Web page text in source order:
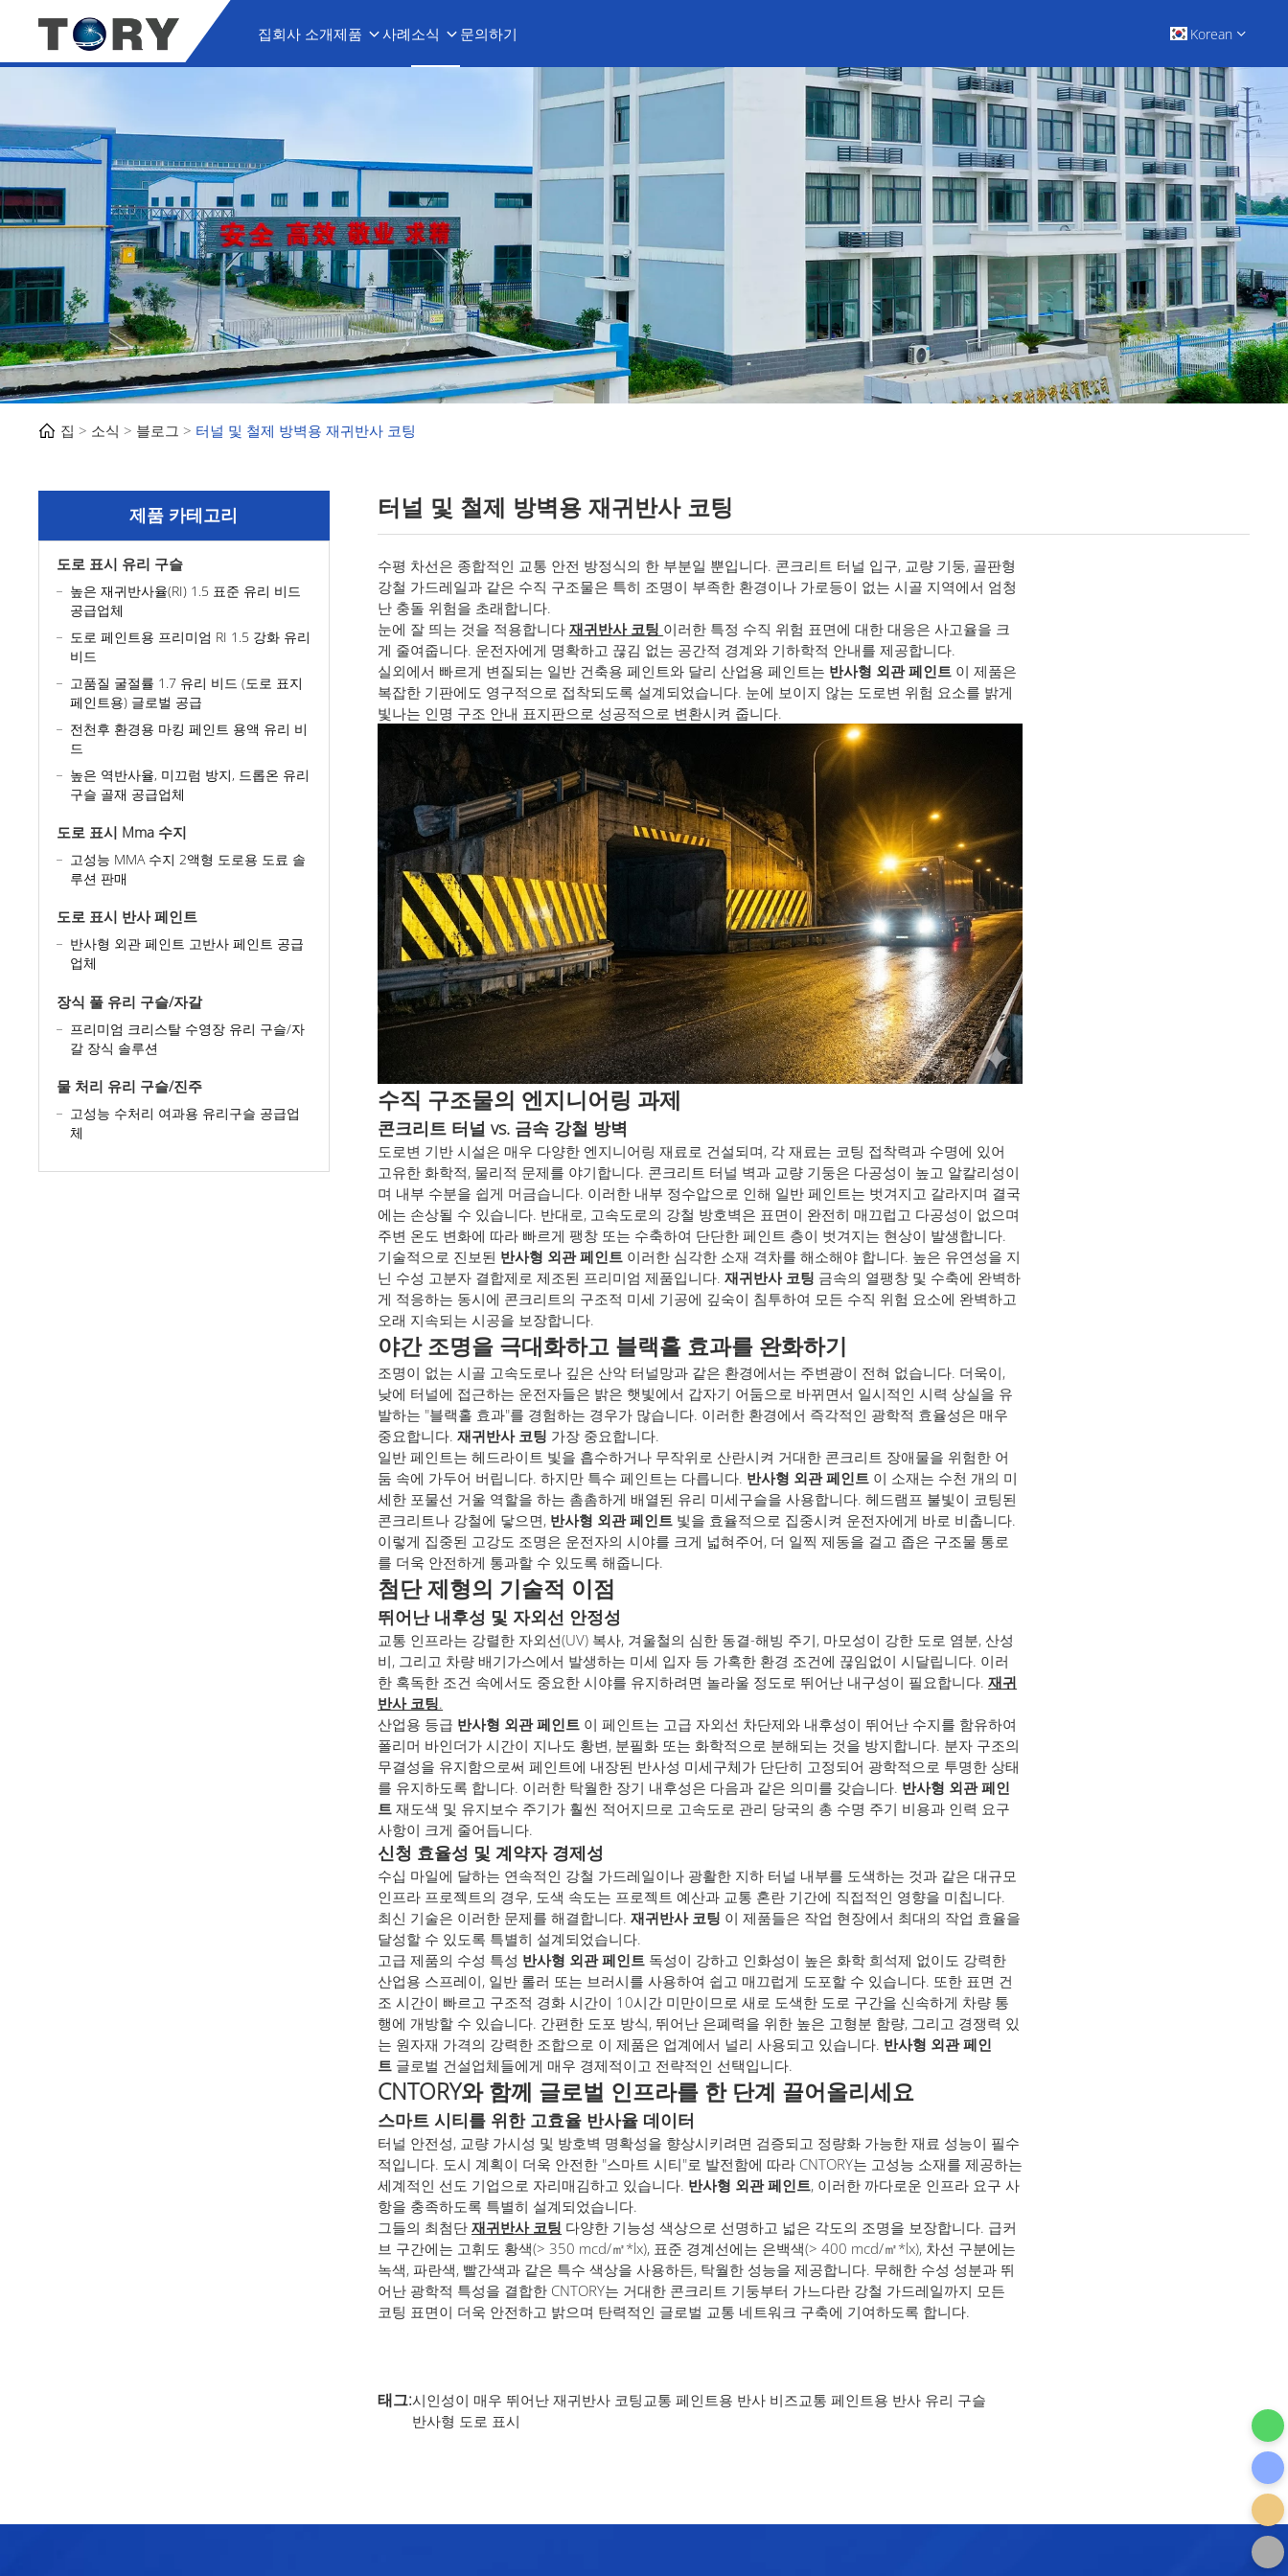
집회사 소개제품 사례소식 문의하기 Korean
집 소식 블로그 터널 및 철제 방벽용 재귀반사 코팅
제품 카테고리
도로 표시 유리 구슬
높은 재귀반사율(RI) 1.5 표준 유리 비드
공급업체
도로 페인트용 프리미엄 RI 1.5 강화 유리
비드
고품질 굴절률 1.7 유리 비드 (도로 표지
페인트용) 글로벌 공급
전천후 환경용 마킹 페인트 용액 유리 비
드
높은 역반사율, 미끄럼 방지, 드롭온 유리
구슬 골재 공급업체
도로 표시 Mma 수지
고성능 MMA 수지 2액형 도로용 도료 솔
루션 판매
도로 표시 반사 페인트
반사형 외관 페인트 고반사 페인트 공급
업체
장식 풀 유리 구슬/자갈
프리미엄 크리스탈 수영장 유리 구슬/자
갈 장식 솔루션
물 처리 유리 구슬/진주
고성능 수처리 여과용 유리구슬 공급업
체
터널 및 철제 방벽용 재귀반사 코팅
수평 차선은 종합적인 교통 안전 방정식의 한 부분일 뿐입니다. 콘크리트 터널 입구, 교량 기둥, 골판형
강철 가드레일과 같은 수직 구조물은 특히 조명이 부족한 환경이나 가로등이 없는 시골 지역에서 엄청
난 충돌 위험을 초래합니다.
눈에 잘 띄는 것을 적용합니다재귀반사 코팅 이러한 특정 수직 위험 표면에 대한 대응은 사고율을 크
게 줄여줍니다. 운전자에게 명확하고 끊김 없는 공간적 경계와 기하학적 안내를 제공합니다.
실외에서 빠르게 변질되는 일반 건축용 페인트와 달리 산업용 페인트는 반사형 외관 페인트 이 제품은
복잡한 기판에도 영구적으로 접착되도록 설계되었습니다. 눈에 보이지 않는 도로변 위험 요소를 밝게
빛나는 인명 구조 안내 표지판으로 성공적으로 변환시켜 줍니다.
수직 구조물의 엔지니어링 과제
콘크리트 터널 vs. 금속 강철 방벽
도로변 기반 시설은 매우 다양한 엔지니어링 재료로 건설되며, 각 재료는 코팅 접착력과 수명에 있어
고유한 화학적, 물리적 문제를 야기합니다. 콘크리트 터널 벽과 교량 기둥은 다공성이 높고 알칼리성이
며 내부 수분을 쉽게 머금습니다. 이러한 내부 정수압으로 인해 일반 페인트는 벗겨지고 갈라지며 결국
에는 손상될 수 있습니다. 반대로, 고속도로의 강철 방호벽은 표면이 완전히 매끄럽고 다공성이 없으며
주변 온도 변화에 따라 빠르게 팽창 또는 수축하여 단단한 페인트 층이 벗겨지는 현상이 발생합니다.
기술적으로 진보된 반사형 외관 페인트 이러한 심각한 소재 격차를 해소해야 합니다. 높은 유연성을 지
닌 수성 고분자 결합제로 제조된 프리미엄 제품입니다.재귀반사 코팅 금속의 열팽창 및 수축에 완벽하
게 적응하는 동시에 콘크리트의 구조적 미세 기공에 깊숙이 침투하여 모든 수직 위험 요소에 완벽하고
오래 지속되는 시공을 보장합니다.
야간 조명을 극대화하고 블랙홀 효과를 완화하기
조명이 없는 시골 고속도로나 깊은 산악 터널망과 같은 환경에서는 주변광이 전혀 없습니다. 더욱이,
낮에 터널에 접근하는 운전자들은 밝은 햇빛에서 갑자기 어둠으로 바뀌면서 일시적인 시력 상실을 유
발하는 "블랙홀 효과"를 경험하는 경우가 많습니다. 이러한 환경에서 즉각적인 광학적 효율성은 매우
중요합니다.재귀반사 코팅 가장 중요합니다.
일반 페인트는 헤드라이트 빛을 흡수하거나 무작위로 산란시켜 거대한 콘크리트 장애물을 위험한 어
둠 속에 가두어 버립니다. 하지만 특수 페인트는 다릅니다. 반사형 외관 페인트 이 소재는 수천 개의 미
세한 포물선 거울 역할을 하는 촘촘하게 배열된 유리 미세구슬을 사용합니다. 헤드램프 불빛이 코팅된
콘크리트나 강철에 닿으면, 반사형 외관 페인트 빛을 효율적으로 집중시켜 운전자에게 바로 비춥니다.
이렇게 집중된 고강도 조명은 운전자의 시야를 크게 넓혀주어, 더 일찍 제동을 걸고 좁은 구조물 통로
를 더욱 안전하게 통과할 수 있도록 해줍니다.
첨단 제형의 기술적 이점
뛰어난 내후성 및 자외선 안정성
교통 인프라는 강렬한 자외선(UV) 복사, 겨울철의 심한 동결-해빙 주기, 마모성이 강한 도로 염분, 산성
비, 그리고 차량 배기가스에서 발생하는 미세 입자 등 가혹한 환경 조건에 끊임없이 시달립니다. 이러
한 혹독한 조건 속에서도 중요한 시야를 유지하려면 놀라울 정도로 뛰어난 내구성이 필요합니다.재귀
반사 코팅.
산업용 등급 반사형 외관 페인트 이 페인트는 고급 자외선 차단제와 내후성이 뛰어난 수지를 함유하여
폴리머 바인더가 시간이 지나도 황변, 분필화 또는 화학적으로 분해되는 것을 방지합니다. 분자 구조의
무결성을 유지함으로써 페인트에 내장된 반사성 미세구체가 단단히 고정되어 광학적으로 투명한 상태
를 유지하도록 합니다. 이러한 탁월한 장기 내후성은 다음과 같은 의미를 갖습니다. 반사형 외관 페인
트 재도색 및 유지보수 주기가 훨씬 적어지므로 고속도로 관리 당국의 총 수명 주기 비용과 인력 요구
사항이 크게 줄어듭니다.
신청 효율성 및 계약자 경제성
수십 마일에 달하는 연속적인 강철 가드레일이나 광활한 지하 터널 내부를 도색하는 것과 같은 대규모
인프라 프로젝트의 경우, 도색 속도는 프로젝트 예산과 교통 혼란 기간에 직접적인 영향을 미칩니다.
최신 기술은 이러한 문제를 해결합니다.재귀반사 코팅 이 제품들은 작업 현장에서 최대의 작업 효율을
달성할 수 있도록 특별히 설계되었습니다.
고급 제품의 수성 특성 반사형 외관 페인트 독성이 강하고 인화성이 높은 화학 희석제 없이도 강력한
산업용 스프레이, 일반 롤러 또는 브러시를 사용하여 쉽고 매끄럽게 도포할 수 있습니다. 또한 표면 건
조 시간이 빠르고 구조적 경화 시간이 10시간 미만이므로 새로 도색한 도로 구간을 신속하게 차량 통
행에 개방할 수 있습니다. 간편한 도포 방식, 뛰어난 은폐력을 위한 높은 고형분 함량, 그리고 경쟁력 있
는 원자재 가격의 강력한 조합으로 이 제품은 업계에서 널리 사용되고 있습니다. 반사형 외관 페인
트 글로벌 건설업체들에게 매우 경제적이고 전략적인 선택입니다.
CNTORY와 함께 글로벌 인프라를 한 단계 끌어올리세요
스마트 시티를 위한 고효율 반사율 데이터
터널 안전성, 교량 가시성 및 방호벽 명확성을 향상시키려면 검증되고 정량화 가능한 재료 성능이 필수
적입니다. 도시 계획이 더욱 안전한 "스마트 시티"로 발전함에 따라 CNTORY는 고성능 소재를 제공하는
세계적인 선도 기업으로 자리매김하고 있습니다. 반사형 외관 페인트, 이러한 까다로운 인프라 요구 사
항을 충족하도록 특별히 설계되었습니다.
그들의 최첨단재귀반사 코팅 다양한 기능성 색상으로 선명하고 넓은 각도의 조명을 보장합니다. 급커
브 구간에는 고휘도 황색(> 350 mcd/㎡*lx), 표준 경계선에는 은백색(> 400 mcd/㎡*lx), 차선 구분에는
녹색, 파란색, 빨간색과 같은 특수 색상을 사용하든, 탁월한 성능을 제공합니다. 무해한 수성 성분과 뛰
어난 광학적 특성을 결합한 CNTORY는 거대한 콘크리트 기둥부터 가느다란 강철 가드레일까지 모든
코팅 표면이 더욱 안전하고 밝으며 탄력적인 글로벌 교통 네트워크 구축에 기여하도록 합니다.
태그:시인성이 매우 뛰어난 재귀반사 코팅교통 페인트용 반사 비즈교통 페인트용 반사 유리 구슬
반사형 도로 표시